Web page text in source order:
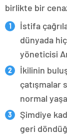
birlikte bir
İstifa
dünyada
yöneticisi
İkilinin
çatışmalar
normal
Şimdiye
geri